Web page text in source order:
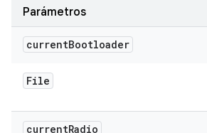
Parámetros
currentBootloader
File
currentRadio